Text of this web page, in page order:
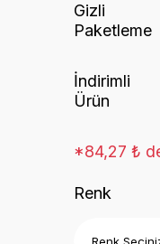
Gizli
Paketleme
İndirimli
Ürün
*84,27 ₺
Renk